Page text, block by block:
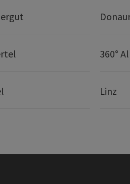
360°
Linz